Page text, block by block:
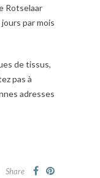
Rotselaar
par mois
de tissus,
pas à
adresses
Share